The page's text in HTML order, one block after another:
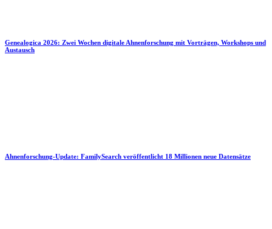
Genealogica 2026: Zwei Wochen digitale Ahnenforschung mit Vorträgen, Workshops und
Austausch
Ahnenforschung-Update: FamilySearch veröffentlicht 18 Millionen neue Datensätze